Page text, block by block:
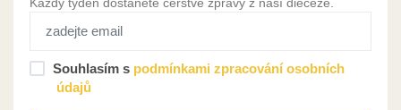
Každý týden dostanete čerstvé zprávy z naší diecéze.
Souhlasím s podmínkami zpracování osobních
údajů